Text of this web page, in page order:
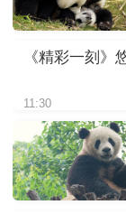
《精彩一刻》
11:30